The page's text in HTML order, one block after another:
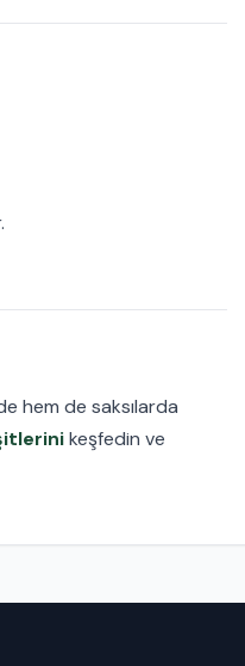
hem de saksılarda
keşfedin ve